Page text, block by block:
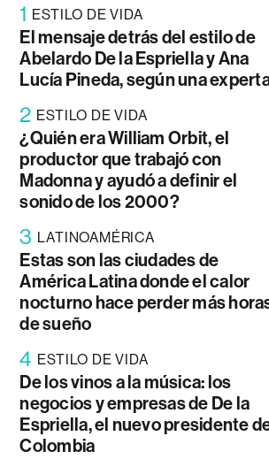
1 ESTILO DE VIDA
El mensaje detrás del estilo de
Abelardo De la Espriella y Ana
Lucía Pineda, según una
2 ESTILO DE VIDA
¿Quién era William Orbit, el
productor que trabajó con
Madonna y ayudó a definir el
sonido de los 2000?
3 LATINOAMÉRICA
Estas son las ciudades de
América Latina donde el calor
nocturno hace perder más
de sueño
4 ESTILO DE VIDA
De los vinos a la música: los
negocios y empresas de De la
Espriella, el nuevo presidente
Colombia